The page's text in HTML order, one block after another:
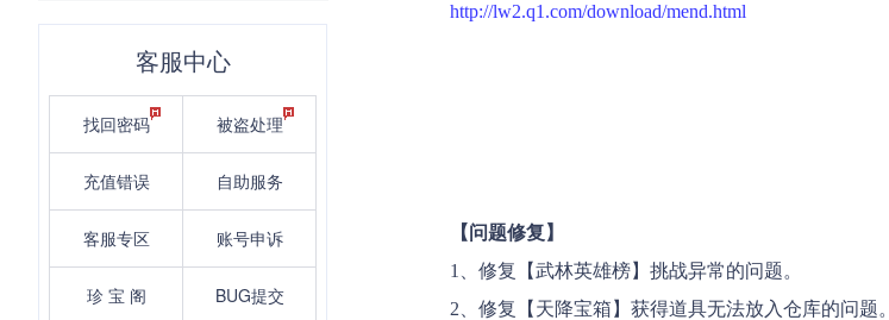
客服中心
找回密码 被盗处理
充值错误 自助服务
客服专区 账号申诉
珍 宝 阁 BUG提交
http://lw2.q1.com/download/mend.html
【问题修复】
1、修复【武林英雄榜】挑战异常的问题。
2、修复【天降宝箱】获得道具无法放入仓库的问题。